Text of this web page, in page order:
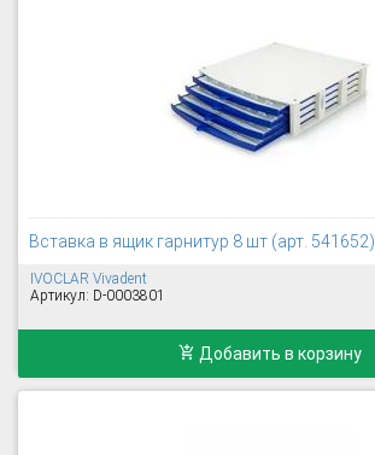
Вставка в ящик гарнитур 8 шт (арт. 541652)
IVOCLAR Vivadent
Артикул: D-0003801
Добавить в корзину